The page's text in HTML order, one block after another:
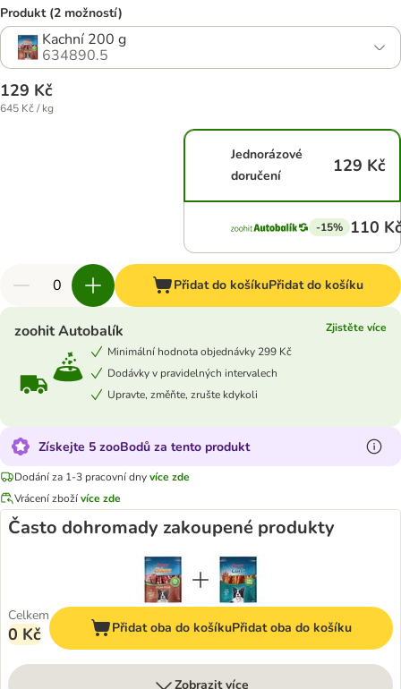
Produkt (2 možností)
Kachní 200 g
634890.5
129 Kč
645 Kč / kg
Jednorázové
doručení
129 Kč
-15% 110
Přidat do košíkuPřidat do košíku
zoohit Autobalík
Zjistěte více
Minimální hodnota objednávky 299 Kč
Dodávky v pravidelných intervalech
Upravte, změňte, zrušte kdykoli
Získejte 5 zooBodů za tento produkt
Dodání za 1-3 pracovní dnyvíce zde
Vrácení zbožívíce zde
Často dohromady zakoupené produkty
Celkem
0 Kč Přidat oba do košíkuPřidat oba do košíku
Zobrazit více